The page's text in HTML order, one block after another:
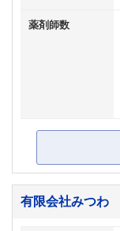
薬剤師数
有限会社みつ